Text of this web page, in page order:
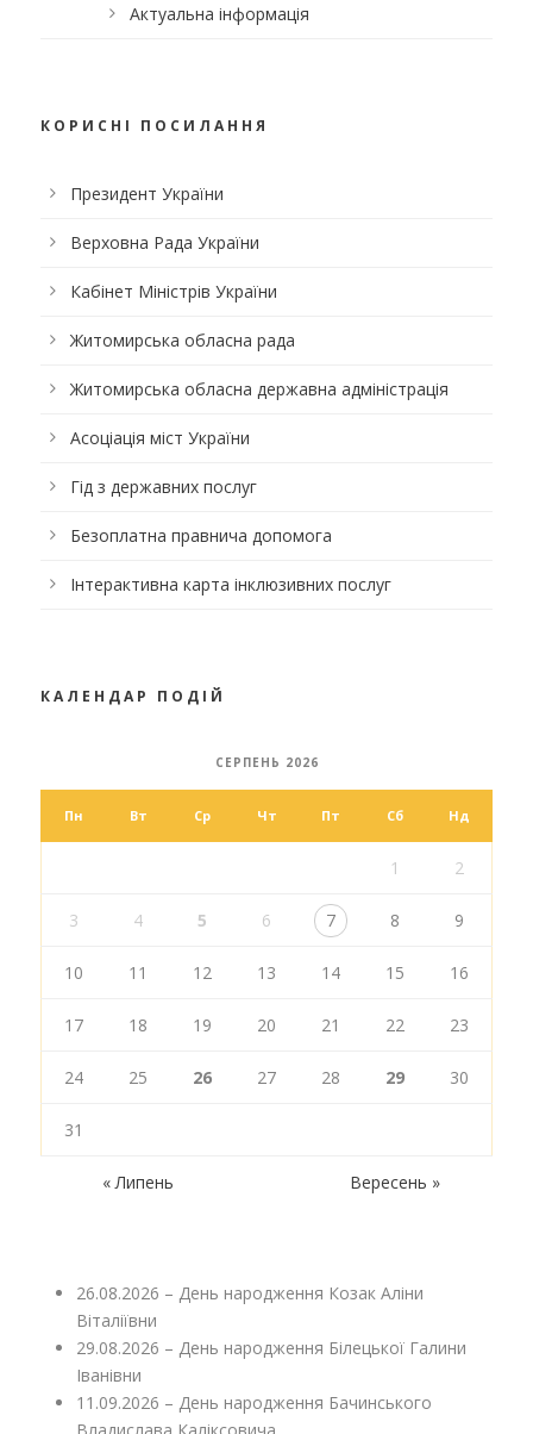
Актуальна інформація
КОРИСНІ ПОСИЛАННЯ
Президент України
Верховна Рада України
Кабінет Міністрів України
Житомирська обласна рада
Житомирська обласна державна адміністрація
Асоціація міст України
Гід з державних послуг
Безоплатна правнича допомога
Інтерактивна карта інклюзивних послуг
КАЛЕНДАР ПОДІЙ
СЕРПЕНЬ 2026
Пн Вт Ср Чт Пт Сб Нд
1 2
3 4 5 6 7 8 9
10 11 12 13 14 15 16
17 18 19 20 21 22 23
24 25 26 27 28 29 30
31
« Липень Вересень »
26.08.2026 – День народження Козак Аліни
Віталіївни
29.08.2026 – День народження Білецької Галини
Іванівни
11.09.2026 – День народження Бачинського